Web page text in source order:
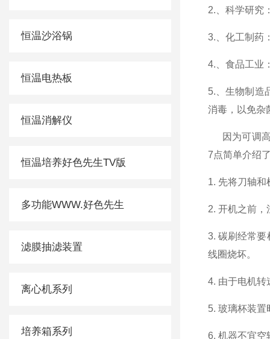
恒温沙浴锅
恒温电热板
恒温消解仪
恒温培养好色先生TV版
多功能WWW.好色先生
滤膜抽滤装置
离心机系列
培养箱系列
2. 、科学研
3. 、化工制
4. 、食品工
5. 、生物
消毒，以免
因为可调
7点简单介绍了
1. 先将刀轴和
2. 开机之前
3. 碳刷经常要
线圈烧坏。
4. 由于电机转
5. 玻璃杯装置时
6. 机器不宜空转